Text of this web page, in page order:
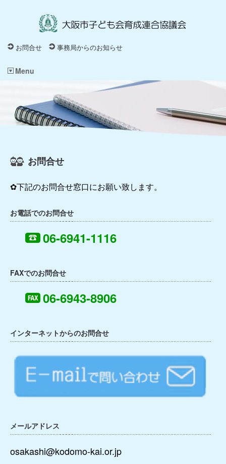
お問合せ 事務局からのお知らせ
Menu
お問合せ
✿下記のお問合せ窓口にお願い致します。
お電話でのお問合せ
06-6941-1116
FAXでのお問合せ
06-6943-8906
インターネットからのお問合せ
メールアドレス
osakashi@kodomo-kai.or.jp